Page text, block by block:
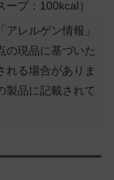
プ：100kcal）
レルゲン情報」
の現品に基づいた
れる場合がありま
製品に記載されて